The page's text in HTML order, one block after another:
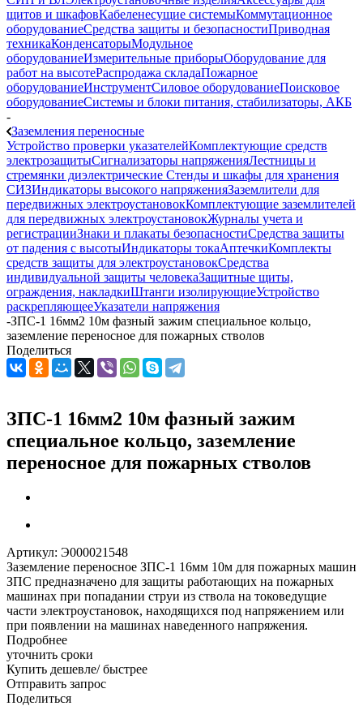
щитов и шкафовКабеленесущие системыКоммутационное
оборудованиеСредства защиты и безопасностиПриводная
техникаКонденсаторыМодульное
оборудованиеИзмерительные приборыОборудование для
работ на высотеРаспродажа складаПожарное
оборудованиеИнструментСиловое оборудованиеПоисковое
оборудованиеСистемы и блоки питания, стабилизаторы, АКБ
-
Заземления переносные
Устройство проверки указателейКомплектующие средств
электрозащитыСигнализаторы напряженияЛестницы и
стремянки диэлектрические Стенды и шкафы для хранения
СИЗИндикаторы высокого напряженияЗаземлители для
передвижных электроустановокКомплектующие заземлителей
для передвижных электроустановокЖурналы учета и
регистрацииЗнаки и плакаты безопасностиСредства защиты
от падения с высотыИндикаторы токаАптечкиКомплекты
средств защиты для электроустановокСредства
индивидуальной защиты человекаЗащитные щиты,
ограждения, накладкиШтанги изолирующиеУстройство
раскрепляющееУказатели напряжения
-ЗПС-1 16мм2 10м фазный зажим специальное кольцо,
заземление переносное для пожарных стволов
Поделиться
ЗПС-1 16мм2 10м фазный зажим
специальное кольцо, заземление
переносное для пожарных стволов
Артикул: Э000021548
Заземление переносное ЗПС-1 16мм 10м для пожарных машин
ЗПС предназначено для защиты работающих на пожарных
машинах при попадании струи из ствола на токоведущие
части электроустановок, находящихся под напряжением или
при появлении на машинах наведенного напряжения.
Подробнее
уточнить сроки
Купить дешевле/ быстрее
Отправить запрос
Поделиться